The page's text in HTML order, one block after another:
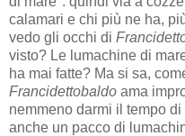
calamari e chi più ne ha,
vedo gli occhi di
visto? Le lumachine di
ha mai fatte? Ma si sa,
Francidettobaldo ama
nemmeno darmi il tempo
anche un pacco di